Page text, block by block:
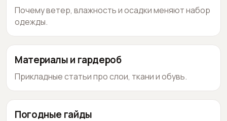
Почему ветер, влажность и осадки меняют набор
одежды.
Материалы и гардероб
Прикладные статьи про слои, ткани и обувь.
Погодные гайды